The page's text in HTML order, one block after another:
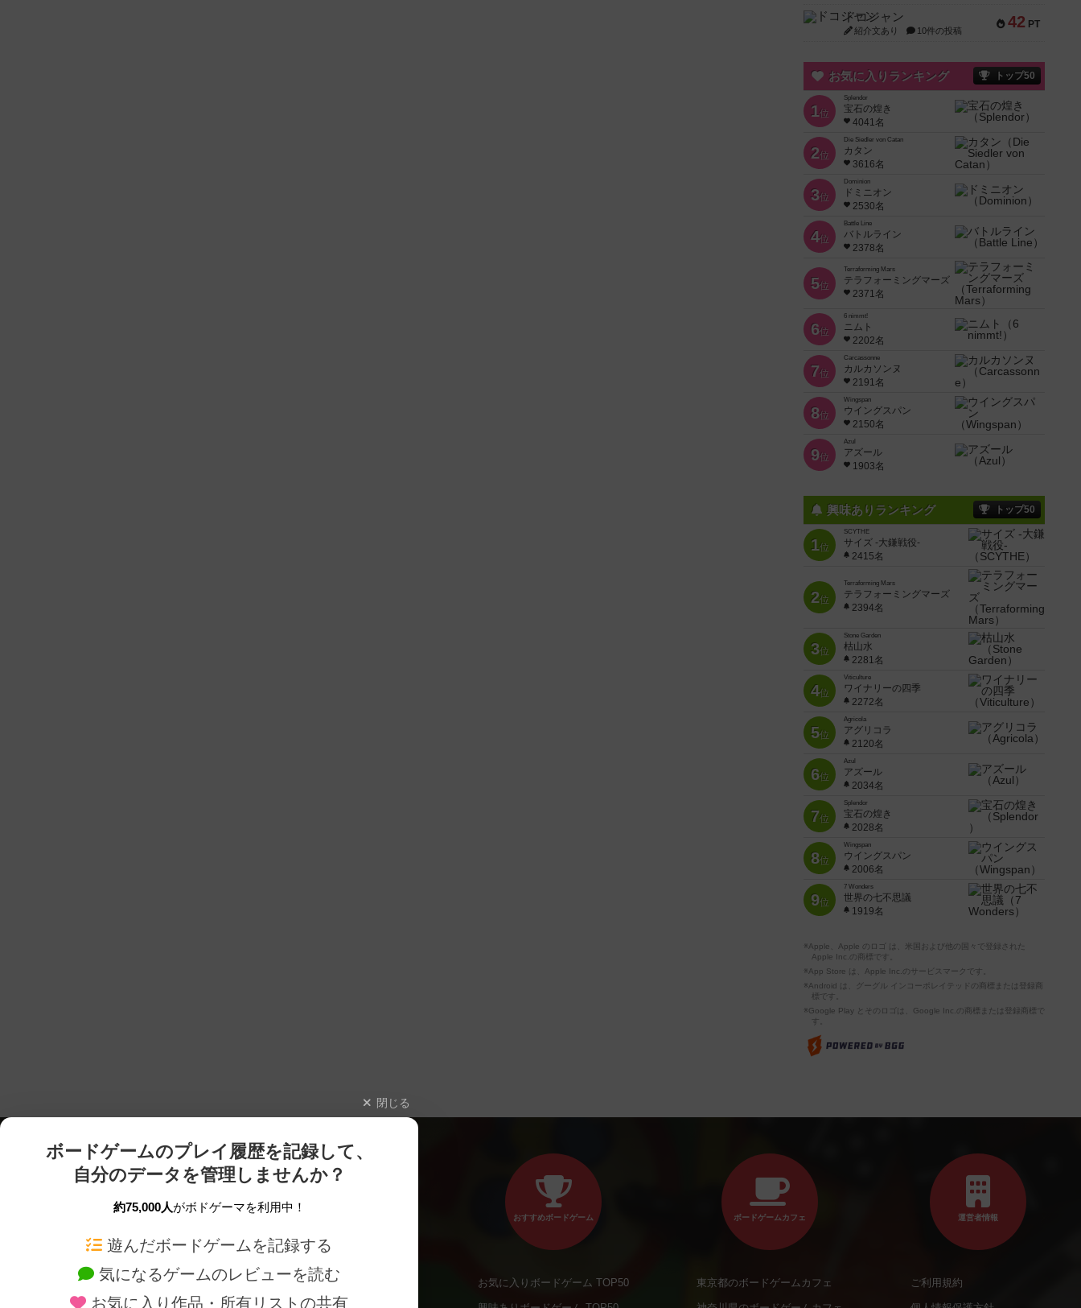
42 PT
ドコジャン
紹介文あり 10件の投稿
お気に入りランキング トップ50
1位
Splendor
宝石の煌き
4041名
2位
Die Siedler von Catan
カタン
3616名
3位
Dominion
ドミニオン
2530名
4位
Battle Line
バトルライン
2378名
5位
Terraforming Mars
テラフォーミングマーズ
2371名
6位
6 nimmt!
ニムト
2202名
7位
Carcassonne
カルカソンヌ
2191名
8位
Wingspan
ウイングスパン
2150名
9位
Azul
アズール
1903名
興味ありランキング トップ50
1位
SCYTHE
サイズ -大鎌戦役-
2415名
2位
Terraforming Mars
テラフォーミングマーズ
2394名
3位
Stone Garden
枯山水
2281名
4位
Viticulture
ワイナリーの四季
2272名
5位
Agricola
アグリコラ
2120名
6位
Azul
アズール
2034名
7位
Splendor
宝石の煌き
2028名
8位
Wingspan
ウイングスパン
2006名
9位
7 Wonders
世界の七不思議
1919名
※Apple、Apple のロゴ は、米国および他の国々で登録された
Apple Inc.の商標です。
※App Store は、Apple Inc.のサービスマークです。
※Android は、グーグル インコーポレイテッドの商標または登録商
標です。
※Google Play とそのロゴは、Google Inc.の商標または登録商標で
す。
閉じる
ボードゲームのプレイ履歴を記録して、
自分のデータを管理しませんか？
約75,000人がボドゲーマを利用中！
遊んだボードゲームを記録する
気になるゲームのレビューを読む
お気に入り作品・所有リストの共有
ボードゲームを検索する 新作・再入荷情報
おすすめボードゲーム
お気に入りボードゲーム TOP50
ボードゲームカフェ
東京都のボードゲームカフェ
運営者情報
ご利用規約